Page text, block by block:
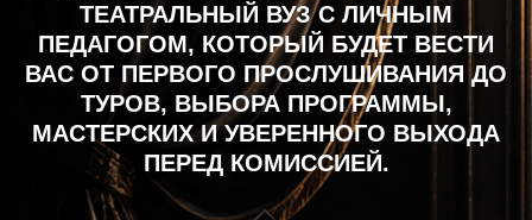
ТЕАТРАЛЬНЫЙ ВУЗ С ЛИЧНЫМ
ПЕДАГОГОМ, КОТОРЫЙ БУДЕТ ВЕСТИ
ВАС ОТ ПЕРВОГО ПРОСЛУШИВАНИЯ ДО
ТУРОВ, ВЫБОРА ПРОГРАММЫ,
МАСТЕРСКИХ И УВЕРЕННОГО ВЫХОДА
ПЕРЕД КОМИССИЕЙ.